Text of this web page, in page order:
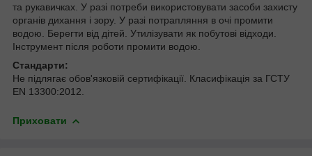
та рукавичках. У разі потреби використовувати засоби захисту
органів дихання і зору. У разі потрапляння в очі промити
водою. Берегти від дітей. Утилізувати як побутові відходи.
Інструмент після роботи промити водою.
Стандарти:
Не підлягає обов'язковій сертифікації. Класифікація за ГСТУ
EN 13300:2012.
Приховати